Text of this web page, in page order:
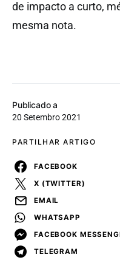
Publicado a
20 Setembro 2021
PARTILHAR ARTIGO
FACEBOOK
X (TWITTER)
EMAIL
WHATSAPP
FACEBOOK
TELEGRAM
de impacto a curto,
mesma nota.